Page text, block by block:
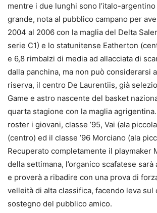
mentre i due lunghi sono l’italo-
grande, nota al pubblico campano per
2004 al 2006 con la maglia del Delta
serie C1) e lo statunitense Eatherton
e 6,8 rimbalzi di media ad allacciata di
dalla panchina, ma non può considerarsi
riserva, il centro De Laurentiis, già
Game e astro nascente del basket
quarta stagione con la maglia
roster i giovani, classe ’95, Vai (ala
(centro) ed il classe ’96 Morciano (ala
Recuperato completamente il playmaker
della settimana, l’organico scafatese
e proverà a ribadire con una prova di
velleità di alta classifica, facendo leva sul
sostegno del pubblico amico.